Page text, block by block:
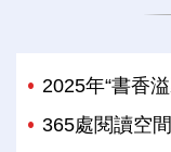
2025年“書香
365處閱讀空